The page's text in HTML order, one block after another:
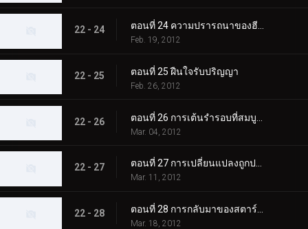
22 - 24 ตอนที่ 24 ความปรารถนาของฮีโร่
Feb. 19, 2012
22 - 25 ตอนที่ 25 ฝืนใจรับปริญญา
Feb. 26, 2012
22 - 26
Mar. 04, 2012
22 - 27 ตอนที่ 27 การเปลี่ยนแปลงถูกปฏิเสธ
Mar. 11, 2012
22 - 28
Mar. 18, 2012